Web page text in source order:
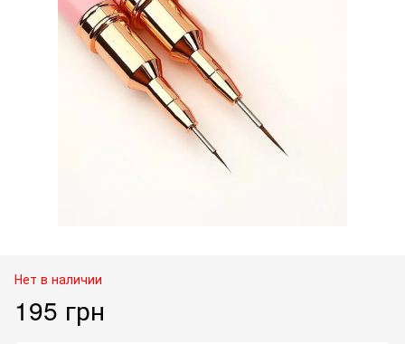
Нет в наличии
195 грн